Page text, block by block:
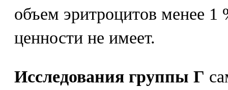
объем эритроцитов менее 1
ценности не имеет.
Исследования группы Г